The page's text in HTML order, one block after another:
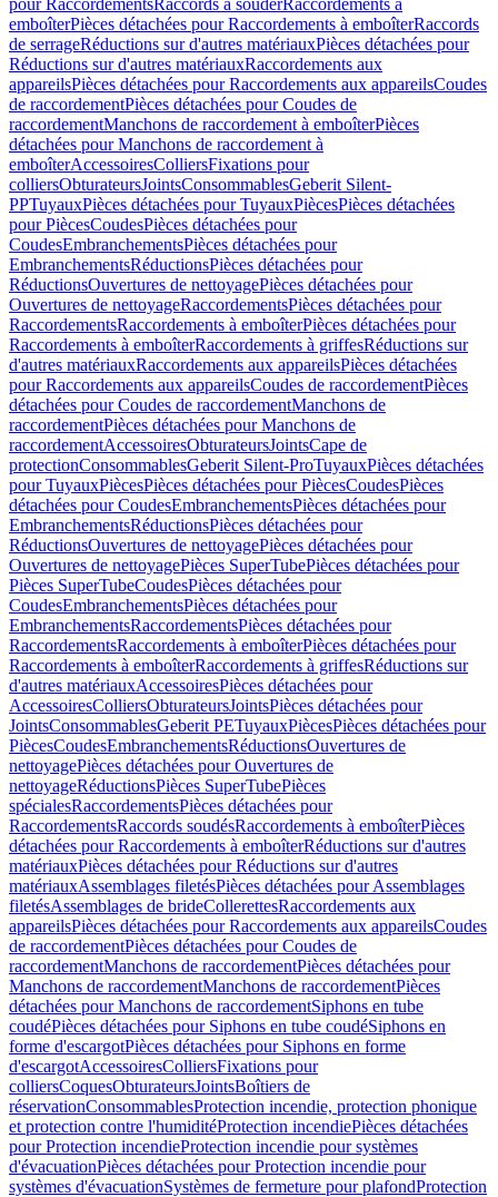
pour RaccordementsRaccords à souderRaccordements à
emboîterPièces détachées pour Raccordements à emboîterRaccords
de serrageRéductions sur d'autres matériauxPièces détachées pour
Réductions sur d'autres matériauxRaccordements aux
appareilsPièces détachées pour Raccordements aux appareilsCoudes
de raccordementPièces détachées pour Coudes de
raccordementManchons de raccordement à emboîterPièces
détachées pour Manchons de raccordement à
emboîterAccessoiresColliersFixations pour
colliersObturateursJointsConsommablesGeberit Silent-
PPTuyauxPièces détachées pour TuyauxPiècesPièces détachées
pour PiècesCoudesPièces détachées pour
CoudesEmbranchementsPièces détachées pour
EmbranchementsRéductionsPièces détachées pour
RéductionsOuvertures de nettoyagePièces détachées pour
Ouvertures de nettoyageRaccordementsPièces détachées pour
RaccordementsRaccordements à emboîterPièces détachées pour
Raccordements à emboîterRaccordements à griffesRéductions sur
d'autres matériauxRaccordements aux appareilsPièces détachées
pour Raccordements aux appareilsCoudes de raccordementPièces
détachées pour Coudes de raccordementManchons de
raccordementPièces détachées pour Manchons de
raccordementAccessoiresObturateursJointsCape de
protectionConsommablesGeberit Silent-ProTuyauxPièces détachées
pour TuyauxPiècesPièces détachées pour PiècesCoudesPièces
détachées pour CoudesEmbranchementsPièces détachées pour
EmbranchementsRéductionsPièces détachées pour
RéductionsOuvertures de nettoyagePièces détachées pour
Ouvertures de nettoyagePièces SuperTubePièces détachées pour
Pièces SuperTubeCoudesPièces détachées pour
CoudesEmbranchementsPièces détachées pour
EmbranchementsRaccordementsPièces détachées pour
RaccordementsRaccordements à emboîterPièces détachées pour
Raccordements à emboîterRaccordements à griffesRéductions sur
d'autres matériauxAccessoiresPièces détachées pour
AccessoiresColliersObturateursJointsPièces détachées pour
JointsConsommablesGeberit PETuyauxPiècesPièces détachées pour
PiècesCoudesEmbranchementsRéductionsOuvertures de
nettoyagePièces détachées pour Ouvertures de
nettoyageRéductionsPièces SuperTubePièces
spécialesRaccordementsPièces détachées pour
RaccordementsRaccords soudésRaccordements à emboîterPièces
détachées pour Raccordements à emboîterRéductions sur d'autres
matériauxPièces détachées pour Réductions sur d'autres
matériauxAssemblages filetésPièces détachées pour Assemblages
filetésAssemblages de brideCollerettesRaccordements aux
appareilsPièces détachées pour Raccordements aux appareilsCoudes
de raccordementPièces détachées pour Coudes de
raccordementManchons de raccordementPièces détachées pour
Manchons de raccordementManchons de raccordementPièces
détachées pour Manchons de raccordementSiphons en tube
coudéPièces détachées pour Siphons en tube coudéSiphons en
forme d'escargotPièces détachées pour Siphons en forme
d'escargotAccessoiresColliersFixations pour
colliersCoquesObturateursJointsBoîtiers de
réservationConsommablesProtection incendie, protection phonique
et protection contre l'humiditéProtection incendiePièces détachées
pour Protection incendieProtection incendie pour systèmes
d'évacuationPièces détachées pour Protection incendie pour
systèmes d'évacuationSystèmes de fermeture pour plafondProtection